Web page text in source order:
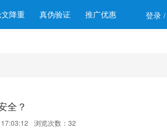
降重 真伪验证 推广优惠 登录 /
全？
浏览次数：32